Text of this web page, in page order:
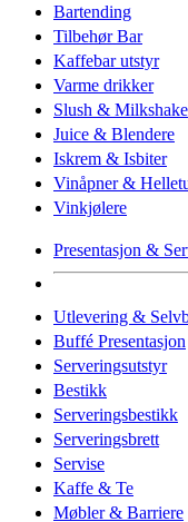
Bartending
Tilbehør Bar
Kaffebar utstyr
Varme drikker
Slush & Milkshake
Juice & Blendere
Iskrem & Isbiter
Vinåpner &
Vinkjølere
Presentasjon &
Utlevering &
Buffé Presentasjon
Serveringsutstyr
Bestikk
Serveringsbestikk
Serveringsbrett
Servise
Kaffe & Te
Møbler & Barriere